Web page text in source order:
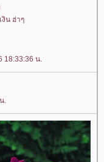
น ฮ่าๆ
18:33:36 น.
.